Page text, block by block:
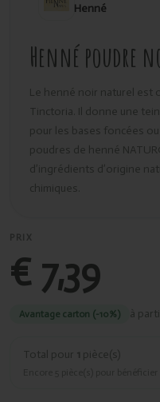
Henné
Henné poudre
Le henné noir naturel est
Tinctoria. Il donne une
pour les bases foncées
poudres de henné
d’ingrédients d’origine
chimiques.
PRIX
€ 7,39
Avantage carton (-10%) à
Total pour 1 pièce(s)